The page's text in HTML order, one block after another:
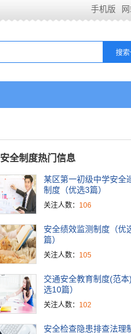
手机版
安全制度热门信息
某区第一初级中学安全
制度（优选3篇）
关注人数： 106
安全绩效监测制度（优
篇）
关注人数： 105
交通安全教育制度(范
选10篇）
关注人数： 102
安全检查隐患排查法理